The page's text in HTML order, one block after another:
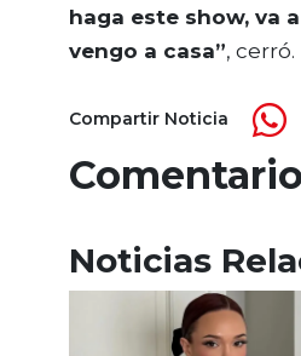
haga este show, va
vengo a casa”, cerró.
Compartir Noticia
Noticias